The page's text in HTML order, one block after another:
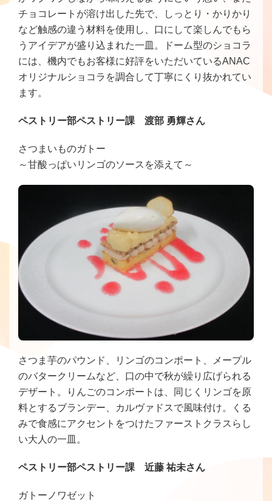
チョコレートが溶け出した先で、しっとり・かりかり
など触感の違う材料を使用し、口にして楽しんでもら
うアイデアが盛り込まれた一皿。ドーム型のショコラ
には、機内でもお客様に好評をいただいているANAC
オリジナルショコラを調合して丁寧にくり抜かれてい
ます。
ペストリー部ペストリー課 渡部 勇輝さん
さつまいものガトー
～甘酸っぱいリンゴのソースを添えて～
さつま芋のパウンド、リンゴのコンポート、メープル
のバタークリームなど、口の中で秋が繰り広げられる
デザート。りんごのコンポートは、同じくリンゴを原
料とするブランデー、カルヴァドスで風味付け。くる
みで食感にアクセントをつけたファーストクラスらし
い大人の一皿。
ペストリー部ペストリー課 近藤 祐未さん
ガトーノワゼット